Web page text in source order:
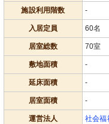
施設利用階数 -
入居定員 60名
居室総数 70室
敷地面積 -
延床面積 -
居室面積 -
運営法人 社会福